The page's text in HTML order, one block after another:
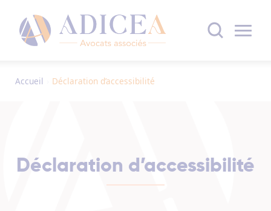
Accueil Déclaration d’accessibilité
Déclaration d’accessibilité